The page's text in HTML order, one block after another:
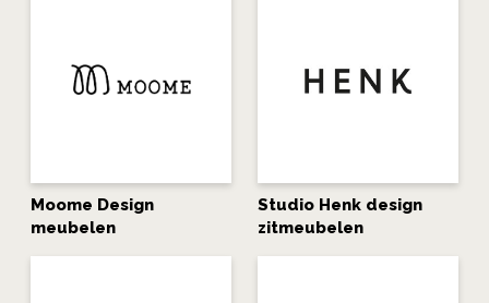
Moome Design
meubelen
Studio Henk design
zitmeubelen